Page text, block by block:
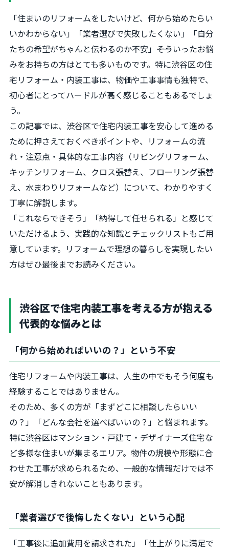
「住まいのリフォームをしたいけど、何から始めたらい
いかわからない」「業者選びで失敗したくない」「自分
たちの希望がちゃんと伝わるのか不安」――そういったお悩
みをお持ちの方はとても多いものです。特に渋谷区の住
宅リフォーム・内装工事は、物価や工事事情も独特で、
初心者にとってハードルが高く感じることもあるでしょ
う。
この記事では、渋谷区で住宅内装工事を安心して進める
ために押さえておくべきポイントや、リフォームの流
れ・注意点・具体的な工事内容（リビングリフォーム、
キッチンリフォーム、クロス張替え、フローリング張替
え、水まわりリフォームなど）について、わかりやすく
丁寧に解説します。
「これならできそう」「納得して任せられる」と感じて
いただけるよう、実践的な知識とチェックリストもご用
意しています。リフォームで理想の暮らしを実現したい
方はぜひ最後までお読みください。
渋谷区で住宅内装工事を考える方が抱える
代表的な悩みとは
「何から始めればいいの？」という不安
住宅リフォームや内装工事は、人生の中でもそう何度も
経験することではありません。
そのため、多くの方が「まずどこに相談したらいい
の？」「どんな会社を選べばいいの？」と悩まれます。
特に渋谷区はマンション・戸建て・デザイナーズ住宅な
ど多様な住まいが集まるエリア。物件の規模や形態に合
わせた工事が求められるため、一般的な情報だけでは不
安が解消しきれないこともあります。
「業者選びで後悔したくない」という心配
「工事後に追加費用を請求された」「仕上がりに満足で